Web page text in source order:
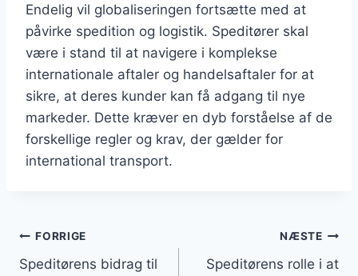
Endelig vil globaliseringen fortsætte med at
påvirke spedition og logistik. Speditører skal
være i stand til at navigere i komplekse
internationale aftaler og handelsaftaler for at
sikre, at deres kunder kan få adgang til nye
markeder. Dette kræver en dyb forståelse af de
forskellige regler og krav, der gælder for
international transport.
Indlægsnavigation
FORRIGE
Speditørens bidrag til
NÆSTE
Speditørens rolle i at